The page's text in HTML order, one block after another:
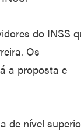
do INSS
Os
a proposta e
de nível